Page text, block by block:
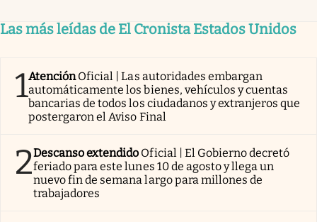
Las más leídas de El Cronista Estados Unidos
1AtenciónOficial | Las autoridades embargan
automáticamente los bienes, vehículos y cuentas
bancarias de todos los ciudadanos y extranjeros que
postergaron el Aviso Final
2Descanso extendido Oficial | El Gobierno decretó
feriado para este lunes 10 de agosto y llega un
nuevo fin de semana largo para millones de
trabajadores